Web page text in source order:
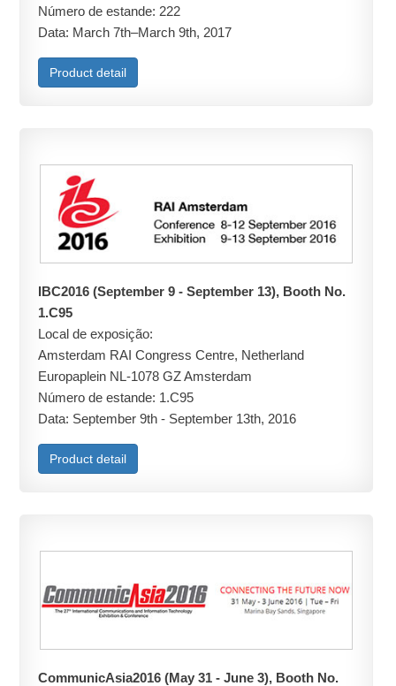
Número de estande: 222
Data: March 7th–March 9th, 2017
Product detail
IBC2016 (September 9 - September 13), Booth No.
1.C95
Local de exposição:
Amsterdam RAI Congress Centre, Netherland
Europaplein NL-1078 GZ Amsterdam
Número de estande: 1.C95
Data: September 9th - September 13th, 2016
Product detail
CommunicAsia2016 (May 31 - June 3), Booth No.